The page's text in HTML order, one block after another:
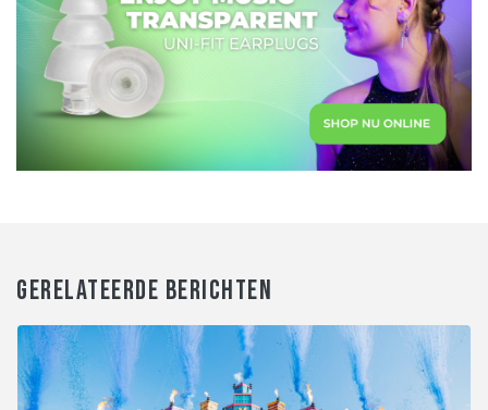
GERELATEERDE BERICHTEN